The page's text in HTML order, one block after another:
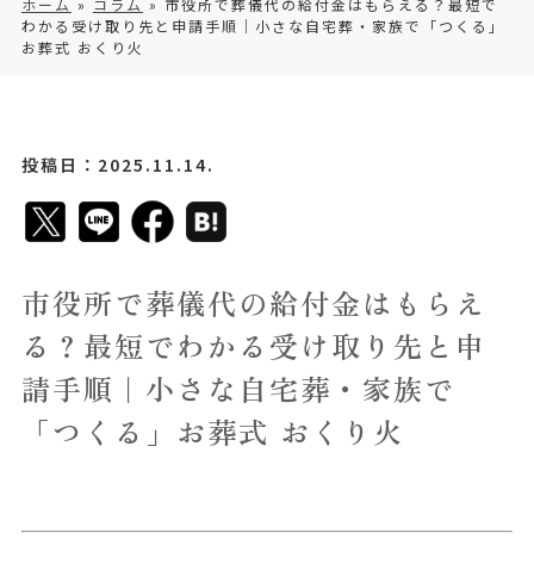
ホーム » コラム » 市役所で葬儀代の給付金はもらえる？最短で
わかる受け取り先と申請手順｜小さな自宅葬・家族で「つくる」
お葬式 おくり火
投稿日：2025.11.14.
市役所で葬儀代の給付金はもらえ
る？最短でわかる受け取り先と申
請手順｜小さな自宅葬・家族で
「つくる」お葬式 おくり火